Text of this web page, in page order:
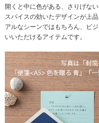
開くと中に色がある、さりげな
スパイスの効いたデザインが上
アルなシーンではもちろん、ビ
いいただけるアイテムです。